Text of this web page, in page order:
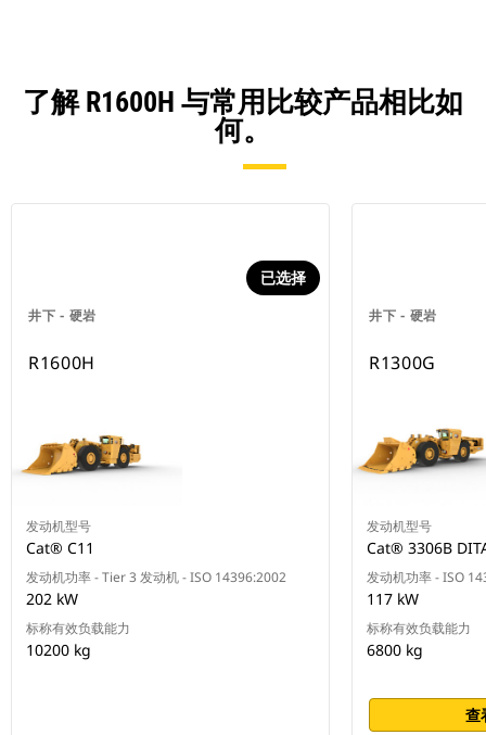
了解 R1600H 与常用比较产品相比如
何。
井下 - 硬岩
已选择
R1600H
发动机型号
Cat® C11
发动机功率 - Tier 3 发动机 - ISO 14396:2002
202 kW
标称有效负载能力
10200 kg
井下 - 硬岩
R1300G
发动机型号
Cat® 3306B
发动机功率 - ISO
117 kW
标称有效负载能力
6800 kg
查